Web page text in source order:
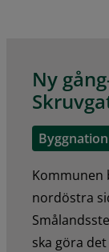
Ny
Kommunen
nordöstra
ska göra